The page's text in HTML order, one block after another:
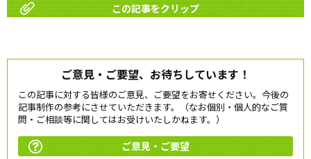
この記事をクリップ
ご意見・ご要望、お待ちしています！
この記事に対する皆様のご意見、ご要望をお寄せください。今後の
記事制作の参考にさせていただきます。（なお個別・個人的なご質
問・ご相談等に関してはお受けいたしかねます。）
ご意見・ご要望